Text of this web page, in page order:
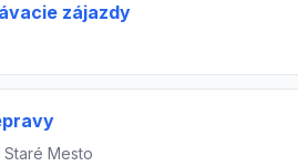
zájazdy
Mesto